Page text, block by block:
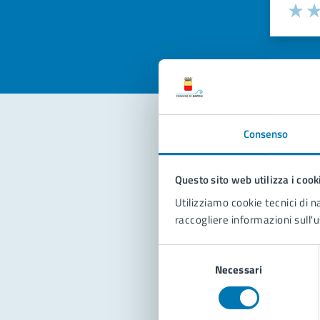
Consenso
Questo sito web utilizza i
Utilizziamo cookie tecnici di
raccogliere informazioni
Necessari
Valuta